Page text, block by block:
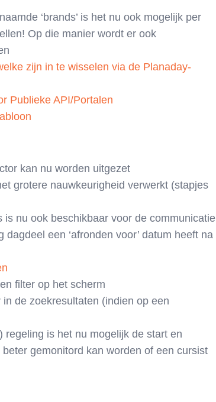
‘brands’ is het nu ook mogelijk per
Op die manier wordt er ook
zijn in te wisselen via de Planaday-
Publieke API/Portalen
kan nu worden uitgezet
grotere nauwkeurigheid verwerkt (stapjes
is nu ook beschikbaar voor de communicatie
een ‘afronden voor’ datum heeft na
filter op het scherm
de zoekresultaten (indien op een
is het nu mogelijk de start en
gemonitord kan worden of een cursist